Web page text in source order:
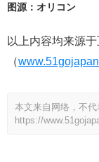
图源：オリコン
以上内容均来源
（
本文来自网络，不代
https://